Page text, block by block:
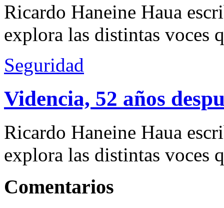
Ricardo Haneine Haua
explora las distintas voces
Seguridad
Videncia, 52 años
Ricardo Haneine Haua
explora las distintas voces
Comentarios